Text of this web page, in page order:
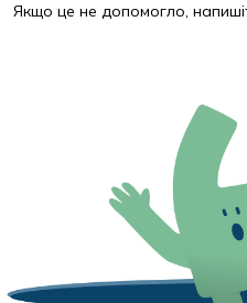
Якщо це не допомогло,